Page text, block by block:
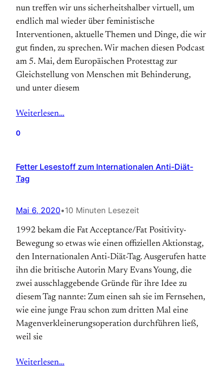
nun treffen wir uns sicherheitshalber virtuell, um
endlich mal wieder über feministische
Interventionen, aktuelle Themen und Dinge, die wir
gut finden, zu sprechen. Wir machen diesen Podcast
am 5. Mai, dem Europäischen Protesttag zur
Gleichstellung von Menschen mit Behinderung,
und unter diesem
Weiterlesen…
0
Fetter Lesestoff zum Internationalen Anti-Diät-
Tag
Mai 6, 2020•10 Minuten Lesezeit
1992 bekam die Fat Acceptance/Fat Positivity-
Bewegung so etwas wie einen offiziellen Aktions­tag,
den Internationalen Anti-Diät-Tag. Aus­gerufen hatte
ihn die britische Autorin Mary Evans Young, die
zwei ausschlaggebende Gründe für ihre Idee zu
diesem Tag nannte: Zum einen sah sie im Fernsehen,
wie eine junge Frau schon zum dritten Mal eine
Magen­verkleinerungs­operation durchführen ließ,
weil sie
Weiterlesen…